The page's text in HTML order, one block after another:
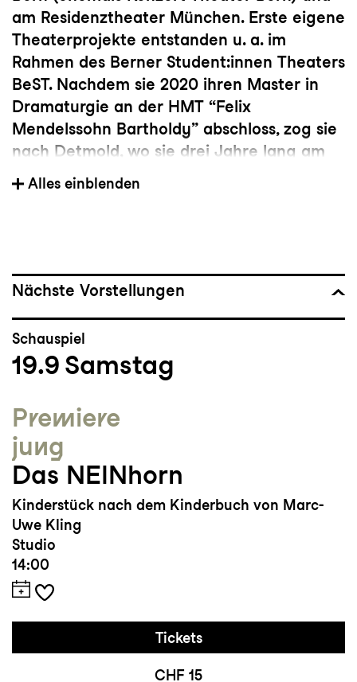
am Residenztheater München. Erste eigene
Theaterprojekte entstanden u. a. im
Rahmen des Berner Student:innen Theaters
BeST. Nachdem sie 2020 ihren Master in
Dramaturgie an der HMT “Felix
Mendelssohn Bartholdy” abschloss, zog sie
nach Detmold, wo sie drei Jahre lang am
Landestheater Detmold engagiert war. Ab
der Spielzeit 2023/24 ist sie
Alles einblenden
Nächste Vorstellungen
Schauspiel
19.9 Samstag
Premiere
jung
Das NEINhorn
Kinderstück nach dem Kinderbuch von Marc-
Uwe Kling
Studio
14:00
Tickets
CHF 15